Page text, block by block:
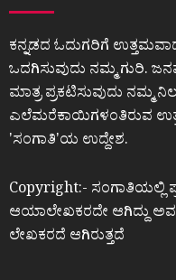
ಕನ್ನಡದ ಓದುಗರಿಗೆ
ಒದಗಿಸುವುದು ನಮ್ಮ ಗುರಿ.
ಮಾತ್ರ ಪ್ರಕಟಿಸುವುದು ನಮ್ಮ
ಎಲೆಮರೆಕಾಯಿಗಳಂತಿರುವ
ʼಸಂಗಾತಿʼಯ ಉದ್ದೇಶ.
Copyright:- ಸಂಗಾತಿಯಲ್ಲಿ
ಆಯಾಲೇಖಕರದೇ ಆಗಿದ್ದು
ಲೇಖಕರದೆ ಆಗಿರುತ್ತದೆ